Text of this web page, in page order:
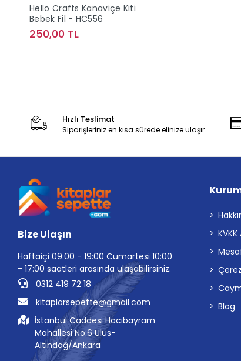
Hello Crafts Kanaviçe Kiti
Bebek Fil - HC556
250,00 TL
Hızlı Teslimat
Siparişleriniz en kısa sürede elinize ulaşır.
Bize Ulaşın
Haftaiçi 09:00 - 19:00 Cumartesi 10:00
- 17:00 saatleri arasında ulaşabilirsiniz.
0312 419 72 18
kitaplarsepette@gmail.com
İstanbul Caddesi Hacıbayram
Mahallesi No:6 Ulus-
Altındağ/Ankara
Blog